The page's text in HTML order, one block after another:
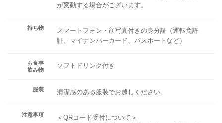
が変動する場合がございます。
持ち物
スマートフォン・顔写真付きの身分証（運転免許
証、マイナンバーカード、パスポートなど）
お食事
飲み物
ソフトドリンク付き
服装 清潔感のある服装でお越しください。
注意事項
＜QRコード受付について＞